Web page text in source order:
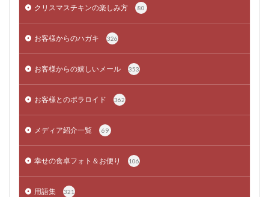
クリスマスチキンの楽しみ方 80
お客様からのハガキ 326
お客様からの嬉しいメール 353
お客様とのポラロイド 362
メディア紹介一覧 69
幸せの食卓フォト＆お便り 106
用語集 321